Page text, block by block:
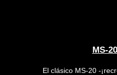
MS-
El clásico MS-20 -